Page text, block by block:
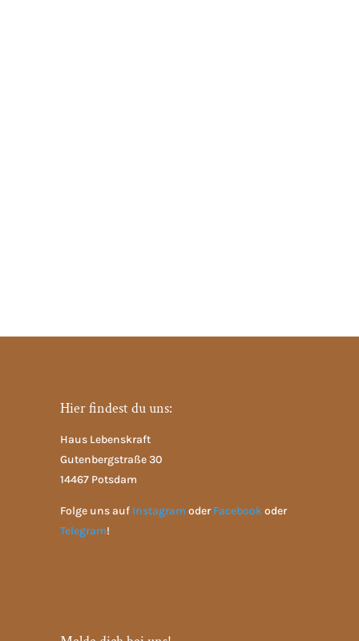
Hier findest du uns:
Haus Lebenskraft
Gutenbergstraße 30
14467 Potsdam
Folge uns auf Instagram oderFacebookoder
Telegram!